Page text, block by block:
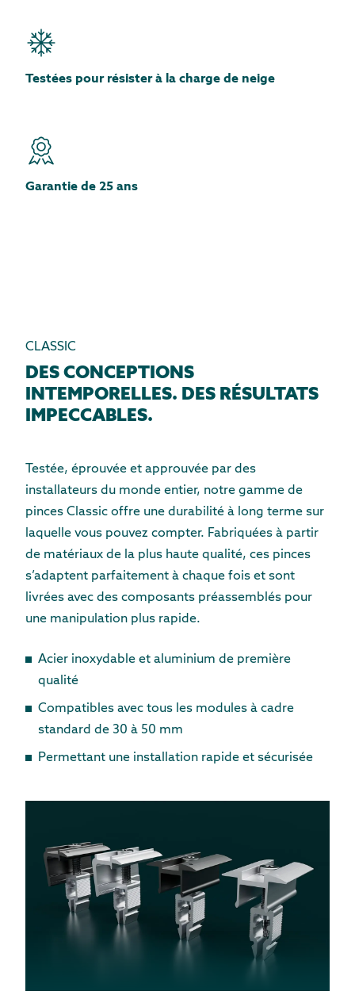
Testées pour résister à la charge de neige
Garantie de 25 ans
CLASSIC
DES CONCEPTIONS
INTEMPORELLES. DES RÉSULTATS
IMPECCABLES.
Testée, éprouvée et approuvée par des
installateurs du monde entier, notre gamme de
pinces Classic offre une durabilité à long terme sur
laquelle vous pouvez compter. Fabriquées à partir
de matériaux de la plus haute qualité, ces pinces
s’adaptent parfaitement à chaque fois et sont
livrées avec des composants préassemblés pour
une manipulation plus rapide.
Acier inoxydable et aluminium de première
qualité
Compatibles avec tous les modules à cadre
standard de 30 à 50 mm
Permettant une installation rapide et sécurisée